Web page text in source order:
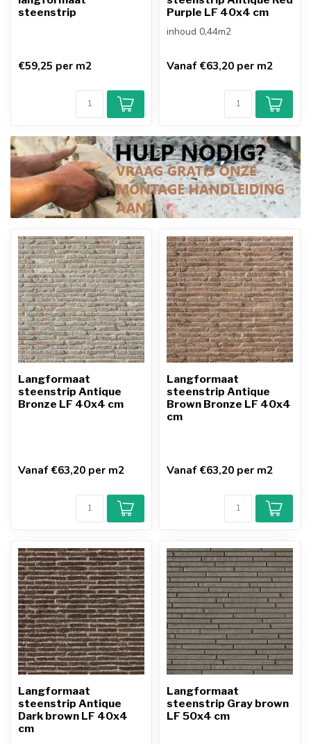
steenstrip
€59,25 per m2
Purple LF 40x4 cm
inhoud 0,44m2
Vanaf €63,20 per m2
Langformaat
steenstrip Antique
Bronze LF 40x4 cm
Vanaf €63,20 per m2
Langformaat
steenstrip Antique
Brown Bronze LF 40x4
cm
Vanaf €63,20 per m2
Langformaat
steenstrip Antique
Dark brown LF 40x4
cm
Langformaat
steenstrip Gray brown
LF 50x4 cm